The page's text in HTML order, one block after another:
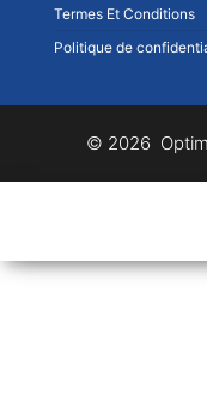
Termes Et Conditions
Politique de
© 2026